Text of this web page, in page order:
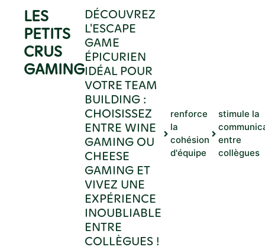
LES
PETITS
CRUS
GAMING
DÉCOUVREZ
L'ESCAPE
GAME
ÉPICURIEN
IDÉAL POUR
VOTRE TEAM
BUILDING :
CHOISISSEZ
ENTRE WINE
GAMING OU
CHEESE
GAMING ET
VIVEZ UNE
EXPÉRIENCE
INOUBLIABLE
ENTRE
COLLÈGUES !
renforce
la
cohésion
d'équipe
stimule la
entre
collègues